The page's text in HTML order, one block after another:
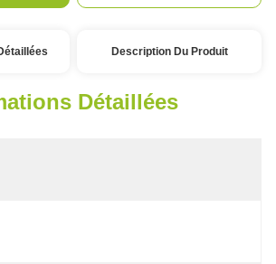
Description Du Produit
Détaillées